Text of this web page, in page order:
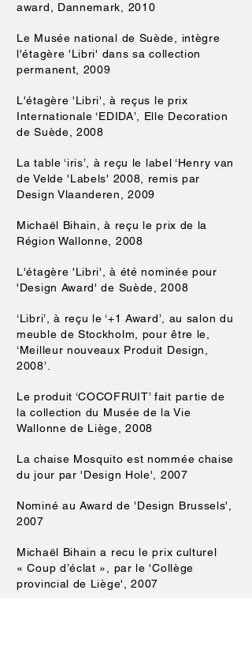
award, Dannemark, 2010
Le Musée national de Suède, intègre
l'étagère 'Libri' dans sa collection
permanent, 2009
L'étagère 'Libri', à reçus le prix
Internationale ‘EDIDA’, Elle Decoration
de Suède, 2008
La table ‘iris’, à reçu le label ‘Henry van
de Velde 'Labels' 2008, remis par
Design Vlaanderen, 2009
Michaël Bihain, à reçu le prix de la
Région Wallonne, 2008
L'étagère 'Libri', à été nominée pour
'Design Award' de Suède, 2008
‘Libri’, à reçu le ‘+1 Award’, au salon du
meuble de Stockholm, pour être le,
‘Meilleur nouveaux Produit Design,
2008’.
Le produit ‘COCOFRUIT’ fait partie de
la collection du Musée de la Vie
Wallonne de Liège, 2008
La chaise Mosquito est nommée chaise
du jour par 'Design Hole', 2007
Nominé au Award de 'Design Brussels',
2007
Michaël Bihain a recu le prix culturel
« Coup d’éclat », par le 'Collège
provincial de Liège', 2007